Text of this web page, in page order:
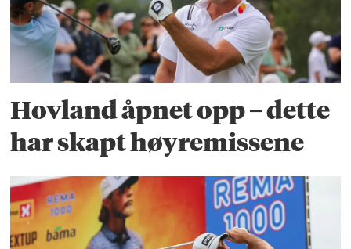
Hovland åpnet opp – dette
har skapt høyremissene